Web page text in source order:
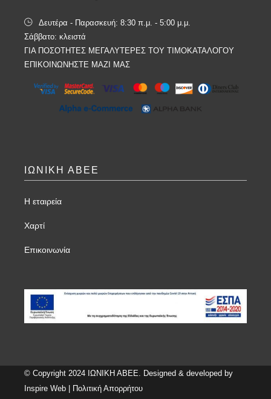
Δευτέρα - Παρασκευή: 8:30 π.μ. - 5:00 μ.μ.
Σάββατο: κλειστά
ΓΙΑ ΠΟΣΟΤΗΤΕΣ ΜΕΓΑΛΥΤΕΡΕΣ ΤΟΥ ΤΙΜΟΚΑΤΑΛΟΓΟΥ
ΕΠΙΚΟΙΝΩΝΗΣΤΕ ΜΑΖΙ ΜΑΣ
ΙΩΝΙΚΗ ΑΒΕΕ
Η εταιρεία
Χαρτί
Επικοινωνία
© Copyright 2024 ΙΩΝΙΚΗ ΑΒΕΕ. Designed & developed by
Inspire Web
Πολιτική Απορρήτου